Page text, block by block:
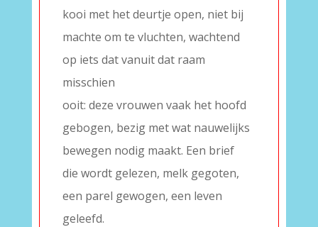
kooi met het deurtje open, niet bij
machte om te vluchten, wachtend
op iets dat vanuit dat raam
misschien
ooit: deze vrouwen vaak het hoofd
gebogen, bezig met wat nauwelijks
bewegen nodig maakt. Een brief
die wordt gelezen, melk gegoten,
een parel gewogen, een leven
geleefd.